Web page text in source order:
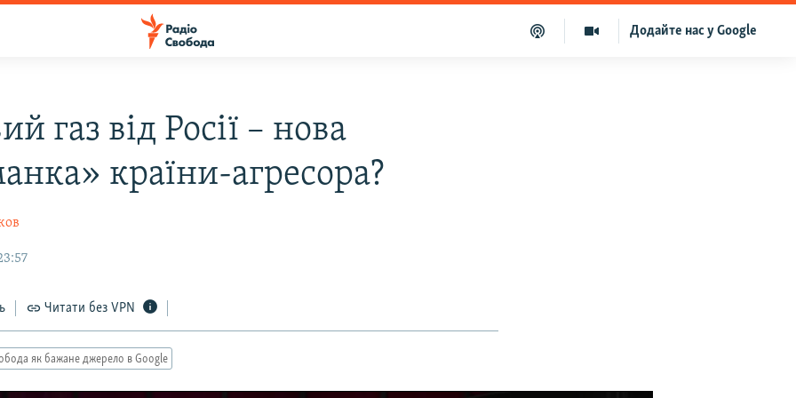
Додайте нас у Google
газ від Росії – нова
країни-агресора?
Читати без VPN
як бажане джерело в Google